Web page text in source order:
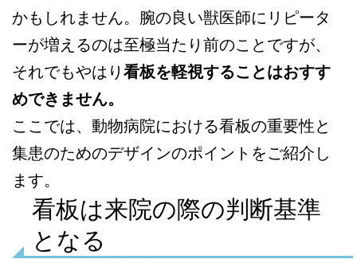
かもしれません。腕の良い獣医師にリピータ
ーが増えるのは至極当たり前のことですが、
それでもやはり 看板を軽視することはおすす
めできません。
ここでは、動物病院における看板の重要性と
集患のためのデザインのポイントをご紹介し
ます。
看板は来院の際の判断基準
となる